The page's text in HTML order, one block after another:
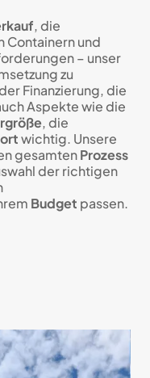
, die
Containern und
– unser
zu
Finanzierung, die
Aspekte wie die
, die
wichtig. Unsere
gesamtenProzess
der richtigen
Budget passen.